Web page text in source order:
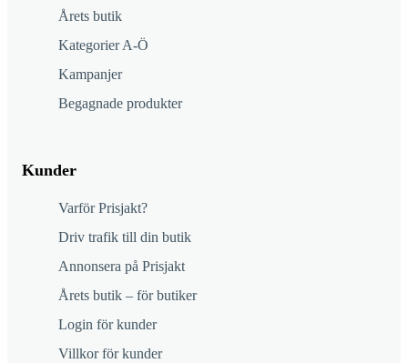
Årets butik
Kategorier A-Ö
Kampanjer
Begagnade produkter
Kunder
Varför Prisjakt?
Driv trafik till din butik
Annonsera på Prisjakt
Årets butik – för butiker
Login för kunder
Villkor för kunder